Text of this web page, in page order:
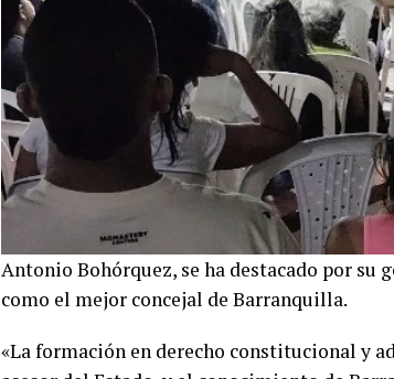
Antonio Bohórquez, se ha destacado por
como el mejor concejal de Barranquilla.
«La formación en derecho constitucional y